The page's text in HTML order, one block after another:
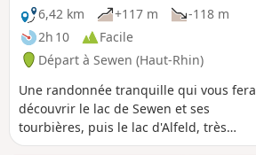
6,42 km
+117 m
-118 m
2h 10
Facile
Départ à Sewen (Haut-Rhin)
Une randonnée tranquille qui vous fera
découvrir le lac de Sewen et ses
tourbières, puis le lac d'Alfeld, très
différent avec son barrage. Le chemin